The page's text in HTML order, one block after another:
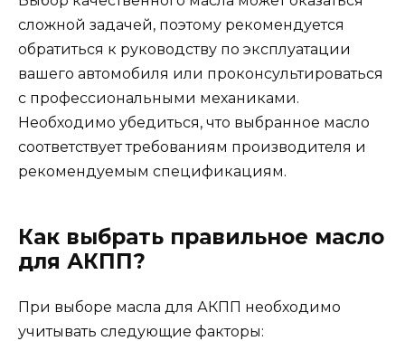
сложной задачей, поэтому рекомендуется
обратиться к руководству по эксплуатации
вашего автомобиля или проконсультироваться
с профессиональными механиками.
Необходимо убедиться, что выбранное масло
соответствует требованиям производителя и
рекомендуемым спецификациям.
Как выбрать правильное масло
для АКПП?
При выборе масла для АКПП необходимо
учитывать следующие факторы: